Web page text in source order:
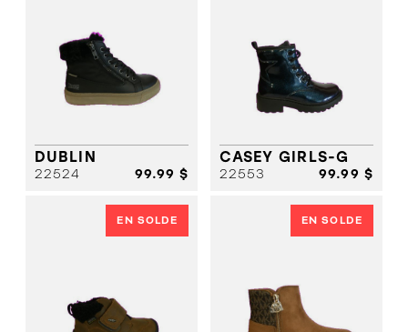
DUBLIN
22524 99.99 $
CASEY GIRLS-G
22553 99.99 $
EN SOLDE EN SOLDE